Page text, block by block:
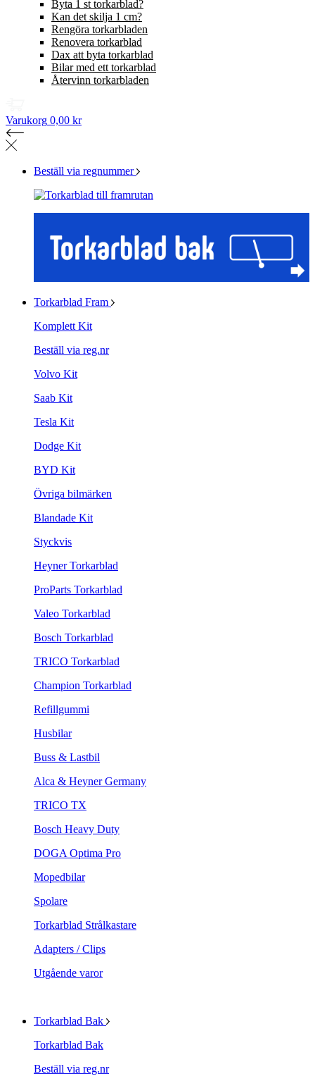
Byta 1 st torkarblad?
Kan det skilja 1 cm?
Rengöra torkarbladen
Renovera torkarblad
Dax att byta torkarblad
Bilar med ett torkarblad
Återvinn torkarbladen
Varukorg 0,00 kr
Beställ via regnummer
Torkarblad Fram
Komplett Kit
Beställ via reg.nr
Volvo Kit
Saab Kit
Tesla Kit
Dodge Kit
BYD Kit
Övriga bilmärken
Blandade Kit
Styckvis
Heyner Torkarblad
ProParts Torkarblad
Valeo Torkarblad
Bosch Torkarblad
TRICO Torkarblad
Champion Torkarblad
Refillgummi
Husbilar
Buss & Lastbil
Alca & Heyner Germany
TRICO TX
Bosch Heavy Duty
DOGA Optima Pro
Mopedbilar
Spolare
Torkarblad Strålkastare
Adapters / Clips
Utgående varor
Torkarblad Bak
Torkarblad Bak
Beställ via reg.nr